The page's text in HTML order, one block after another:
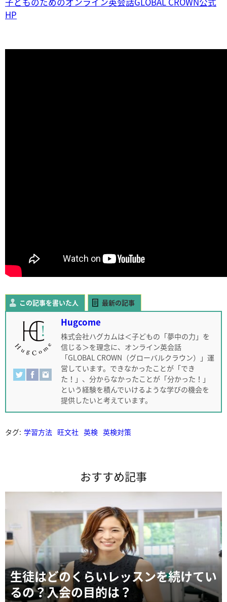
HP
この記事を書いた人 最新の記事
Hugcome
株式会社ハグカムは＜子どもの「夢中の力」を
信じる＞を理念に、オンライン英会話
「GLOBAL CROWN（グローバルクラウン）」運
営しています。できなかったことが「でき
た！」、分からなかったことが「分かった！」
という経験を積んでいけるような学びの機会を
提供したいと考えています。
タグ: 学習方法 旺文社 英検 英検対策
おすすめ記事
生徒はどのくらいレッスンを続けてい
るの？入会の目的は？